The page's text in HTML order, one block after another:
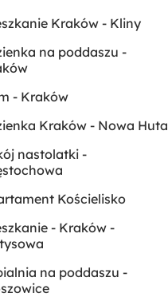
Kraków - Kliny
na poddaszu -
- Kraków
Kraków - Nowa Huta
nastolatki -
Kościelisko
- Kraków -
na poddaszu -